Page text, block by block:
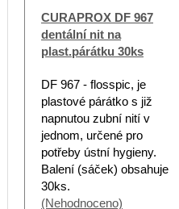
CURAPROX DF 967
dentální nit na
plast.párátku 30ks
DF 967 - flosspic, je
plastové párátko s již
napnutou zubní nití v
jednom, určené pro
potřeby ústní hygieny.
Balení (sáček) obsahuje
30ks.
(Nehodnoceno)